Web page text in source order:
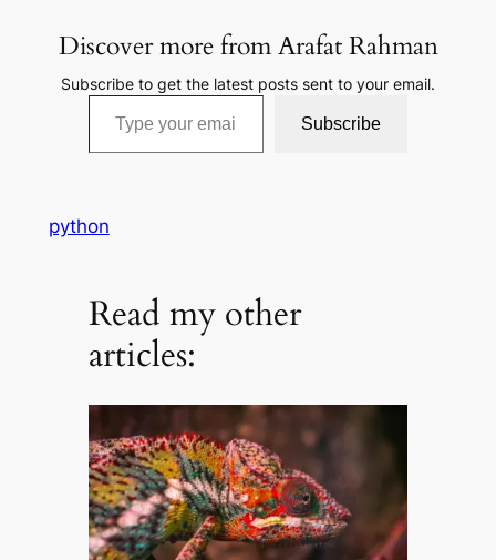
Discover more from Arafat Rahman
Subscribe to get the latest posts sent to your email.
Type your email…
Subscribe
python
Read my other
articles: